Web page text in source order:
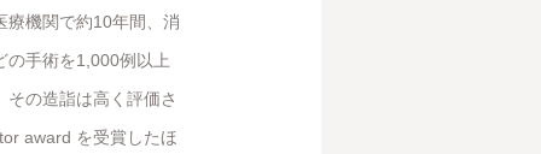
療機関で約10年間、消
の手術を1,000例以上
の造詣は高く評価さ
award を受賞したほ